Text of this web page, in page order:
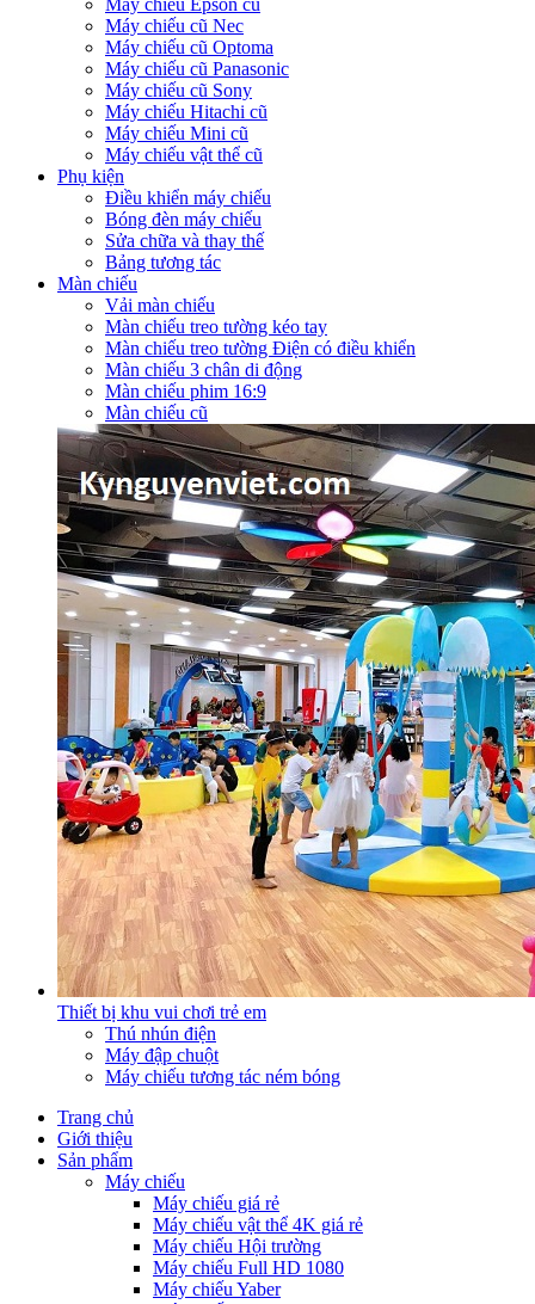
Máy chiếu cũ Nec
Máy chiếu cũ Optoma
Máy chiếu cũ Panasonic
Máy chiếu cũ Sony
Máy chiếu Hitachi cũ
Máy chiếu Mini cũ
Máy chiếu vật thể cũ
Phụ kiện
Điều khiển máy chiếu
Bóng đèn máy chiếu
Sửa chữa và thay thế
Bảng tương tác
Màn chiếu
Vải màn chiếu
Màn chiếu treo tường kéo tay
Màn chiếu treo tường Điện có điều khiển
Màn chiếu 3 chân di động
Màn chiếu phim 16:9
Màn chiếu cũ
Thiết bị khu vui chơi trẻ em
Thú nhún điện
Máy đập chuột
Máy chiếu tương tác ném bóng
Trang chủ
Giới thiệu
Sản phẩm
Máy chiếu
Máy chiếu giá rẻ
Máy chiếu vật thể 4K giá rẻ
Máy chiếu Hội trường
Máy chiếu Full HD 1080
Máy chiếu Yaber